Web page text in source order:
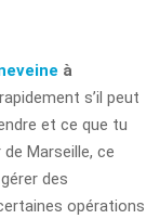
à
s’il peut
et ce que tu
Marseille, ce
des
opérations